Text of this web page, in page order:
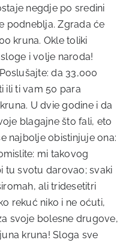
negdje po sredini
podneblja. Zgrada će
kruna. Okle toliki
i volje naroda!
da 33,000
ili ti vam 50 para
U dvie godine i da
blagajne što fali, eto
najbolje obistinjuje ona:
mi takovog
tu svotu darovao; svaki
ali tridesetitri
rekuć niko i ne oćuti,
svoje bolesne drugove,
kruna! Sloga sve